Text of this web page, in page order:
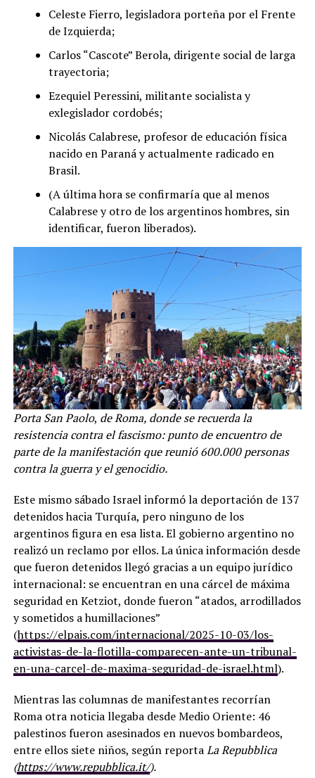
Celeste Fierro, legisladora porteña por el Frente
de Izquierda;
Carlos “Cascote” Berola, dirigente social de larga
trayectoria;
Ezequiel Peressini, militante socialista y
exlegislador cordobés;
Nicolás Calabrese, profesor de educación física
nacido en Paraná y actualmente radicado en
Brasil.
(A última hora se confirmaría que al menos
Calabrese y otro de los argentinos hombres, sin
identificar, fueron liberados).
Porta San Paolo, de Roma, donde se recuerda la
resistencia contra el fascismo: punto de encuentro de
parte de la manifestación que reunió 600.000 personas
contra la guerra y el genocidio.
Este mismo sábado Israel informó la deportación de 137
detenidos hacia Turquía, pero ninguno de los
argentinos figura en esa lista. El gobierno argentino no
realizó un reclamo por ellos. La única información desde
que fueron detenidos llegó gracias a un equipo jurídico
internacional: se encuentran en una cárcel de máxima
seguridad en Ketziot, donde fueron “atados, arrodillados
y sometidos a humillaciones”
(https://elpais.com/internacional/2025-10-03/los-
activistas-de-la-flotilla-comparecen-ante-un-tribunal-
en-una-carcel-de-maxima-seguridad-de-israel.html).
Mientras las columnas de manifestantes recorrían
Roma otra noticia llegaba desde Medio Oriente: 46
palestinos fueron asesinados en nuevos bombardeos,
entre ellos siete niños, según reportaLa Repubblica
(https://www.repubblica.it/).